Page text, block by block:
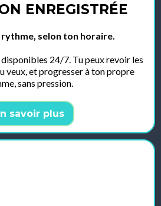
ENREGISTRÉE
rythme, selon ton horaire.
24/7. Tu peux revoir les
veux, et progresser à ton propre
sans pression.
savoir plus